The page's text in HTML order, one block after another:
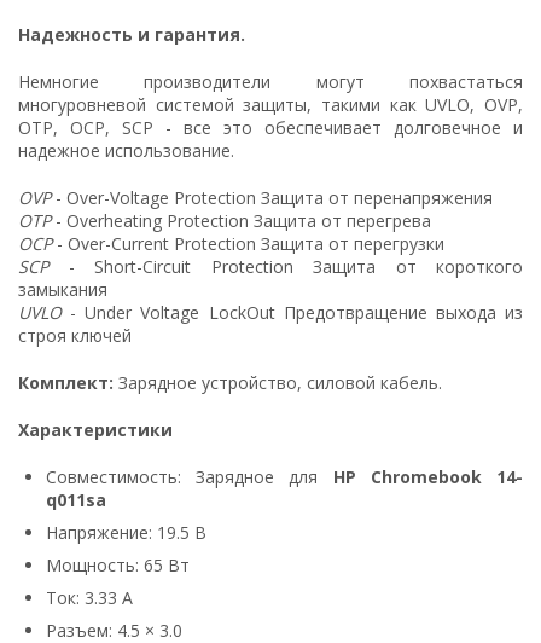
Надежность и гарантия.
Немногие производители могут похвастаться
многуровневой системой защиты, такими как UVLO, OVP,
OTP, OCP, SCP - все это обеспечивает долговечное и
надежное использование.
OVP- Over-Voltage Protection Защита от перенапряжения
OTP- Overheating Protection Защита от перегрева
OCP- Over-Current Protection Защита от перегрузки
SCP- Short-Circuit Protection Защита от короткого
замыкания
UVLO- Under Voltage LockOut Предотвращение выхода из
строя ключей
Комплект: Зарядное устройство, силовой кабель.
Характеристики
Совместимость: Зарядное для HP Chromebook 14-
q011sa
Напряжение: 19.5 В
Мощность: 65 Вт
Ток: 3.33 А
Разъем: 4.5 × 3.0